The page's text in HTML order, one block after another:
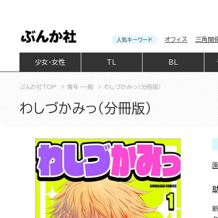
人気キーワード オフィス 三角関
少女・女性 BL
ぶんか社TOP 青年・一般 わしづかみっ（分冊版）
わしづかみっ（分冊版）